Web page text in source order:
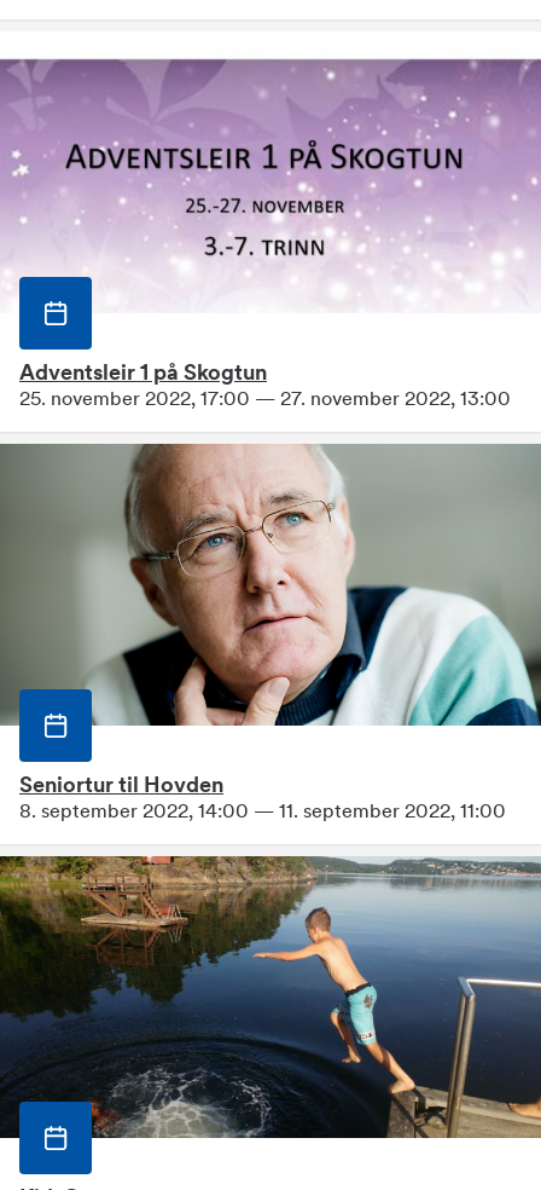
Adventsleir 1 på Skogtun
25. november 2022, 17:00 — 27. november 2022, 13:00
Seniortur til Hovden
8. september 2022, 14:00 — 11. september 2022, 11:00